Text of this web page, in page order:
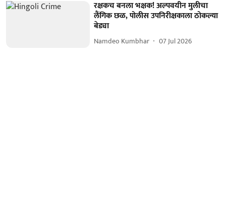
रक्षकच बनला भक्षक! अल्पवयीन मुलीचा
लैंगिक छळ, पोलीस उपनिरीक्षकाला ठोकल्या
बेड्या
Namdeo Kumbhar 07 Jul 2026